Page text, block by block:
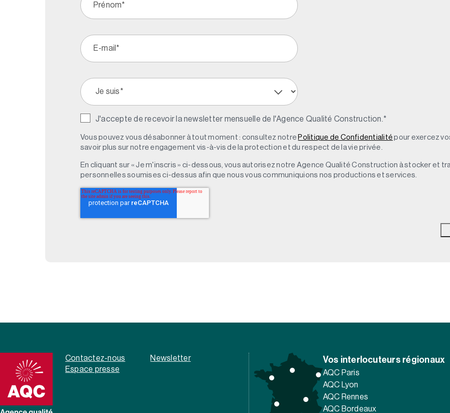
J'accepte de recevoir la newsletter mensuelle de l'Agence Qualité Construction.*
Vous pouvez vous désabonner à tout moment : consultez notre Politique de Confidentialité pour exercez
savoir plus sur notre engagement vis-à-vis de la protection et du respect de la vie privée.
En cliquant sur « Je m'inscris » ci-dessous, vous autorisez notre Agence Qualité Construction à stocker et
personnelles soumises ci-dessus afin que nous vous communiquions nos productions et services.
Contactez-nous
Newsletter
Espace presse
Vos interlocuteurs régionaux
AQC Paris
AQC Lyon
AQC Rennes
AQC Bordeaux